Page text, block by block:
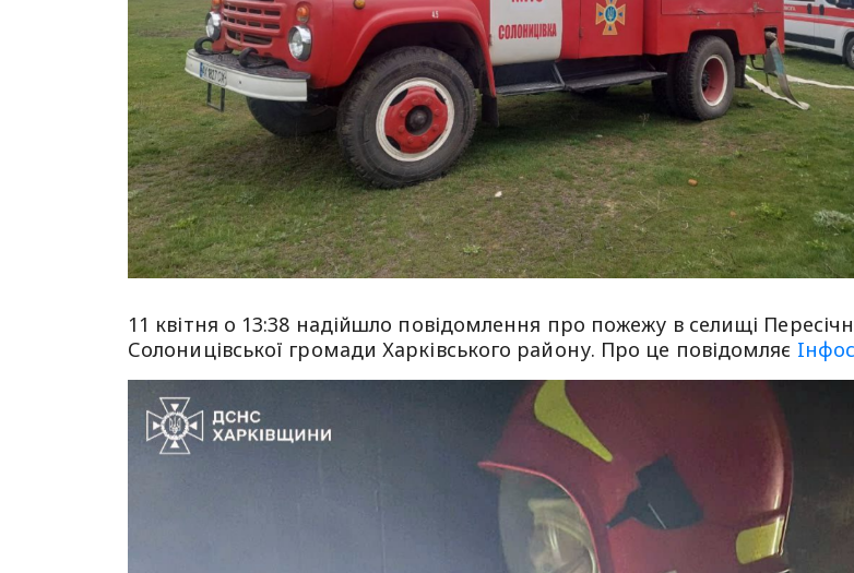
11 квітня о 13:38 надійшло повідомлення про пожежу в селищі
Солоницівської громади Харківського району. Про це повідомляє